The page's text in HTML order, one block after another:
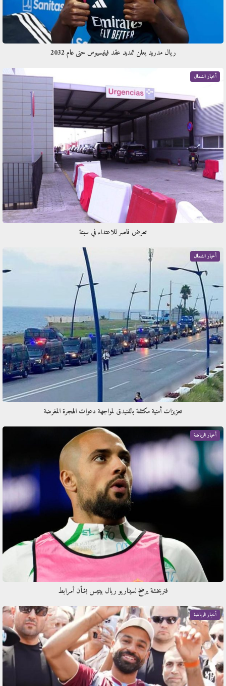
ريال مدريد يعلن تمديد عقد فينيسيوس حتى عام 2032
أخبار الشمال
تعرض قاصر للاعتداء في سبتة
أخبار الشمال
تعزيزات أمنية مكثفة بالفنيدق لمواجهة دعوات الهجرة المغرضة
أخبار الرياضة
فنربخشة يرضخ لسيناريو ريال بيتيس بشأن أمرابط
أخبار الرياضة